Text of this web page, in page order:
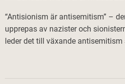
“Antisionism är antisemitism” –
upprepas av nazister och
leder det till växande antisemitism